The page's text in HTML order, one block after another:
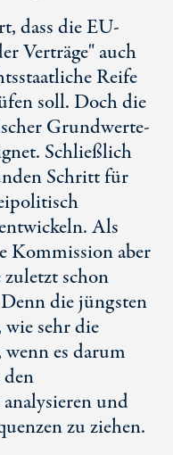
dass die EU-
Verträge" auch
Reife
soll. Doch die
Grundwerte-
Schließlich
Schritt für
Als
Kommission aber
schon
die jüngsten
sehr die
es darum
und
zu ziehen.